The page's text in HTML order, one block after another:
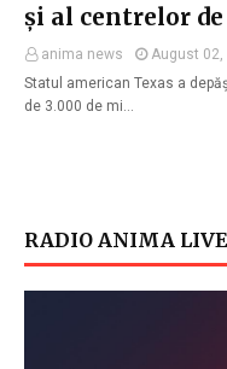
și al centrelor de
anima news
August 02,
Statul american Texas a
de 3.000 de mi…
RADIO ANIMA LIVE